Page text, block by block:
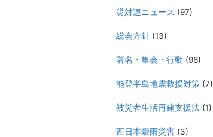
災対連ニュース (97)
総会方針 (13)
署名・集会・行動 (96)
能登半島地震救援対策 (7)
被災者生活再建支援法 (1)
西日本豪雨災害 (3)